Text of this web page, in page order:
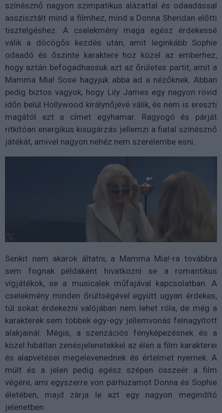
színésznő nagyon szimpatikus alázattal és odaadással
asszisztált mind a filmhez, mind a Donna Sheridan előtti
tisztelgéshez. A cselekmény maga egész érdekessé
válik a döcögős kezdés után, amit leginkább Sophie
odaadó és őszinte karaktere hoz közel az emberhez,
hogy aztán befogadhassuk azt az őrületes partit, amit a
Mamma Mia! Sose hagyjuk abba ad a nézőknek. Abban
pedig biztos vagyok, hogy Lily James egy nagyon rövid
időn belül Hollywood királynőjévé válik, és nem is ereszti
magától ezt a címet egyhamar. Ragyogó és párját
ritkítóan energikus kisugárzás jellemzi a fiatal színésznő
játékát, amivel nagyon nehéz nem szerelembe esni.
Senkit nem akarok áltatni, a Mamma Mia!-ra továbbra
sem fognak példaként hivatkozni se a romantikus
vígjátékok, se a musicalek műfajával kapcsolatban. A
cselekmény minden őrültségével együtt ugyan érdekes,
túl sokat érdekezni valójában nem lehet róla, de még a
karakterek sem többek egy-egy jellemvonás felnagyított
alakjainál. Mégis, a szenzációs fényképezésnek és a
közel hibátlan zenésjelenetekkel az élen a film karakterei
és alapvetései megelevenednek és értelmet nyernek. A
múlt és a jelen pedig egész szépen összeér a film
végére, ami egyszerre von párhuzamot Donna és Sophie
életében, majd zárja le azt egy nagyon megindító
jelenetben.